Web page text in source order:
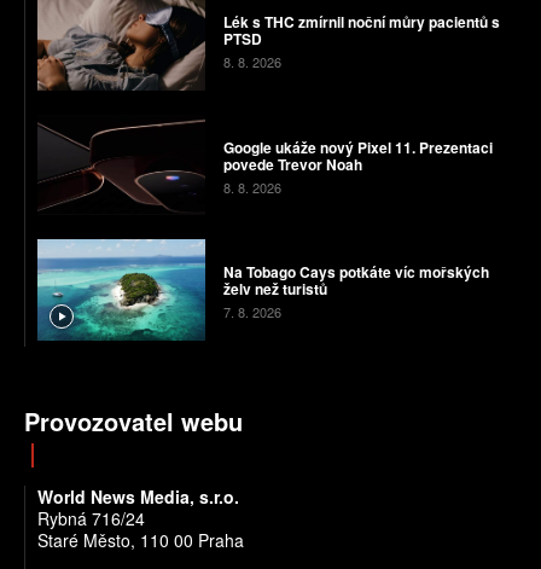
Lék s THC zmírnil noční můry pacientů s
PTSD
8. 8. 2026
Google ukáže nový Pixel 11. Prezentaci
povede Trevor Noah
8. 8. 2026
Na Tobago Cays potkáte víc mořských
želv než turistů
7. 8. 2026
Provozovatel webu
World News Media, s.r.o.
Rybná 716/24
Staré Město, 110 00 Praha